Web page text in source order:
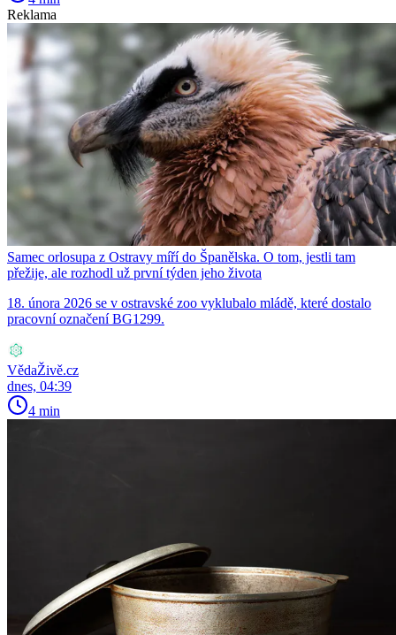
Reklama
Samec orlosupa z Ostravy míří do Španělska. O tom, jestli tam
přežije, ale rozhodl už první týden jeho života
18. února 2026 se v ostravské zoo vyklubalo mládě, které dostalo
pracovní označení BG1299.
VědaŽivě.cz
dnes, 04:39
4 min